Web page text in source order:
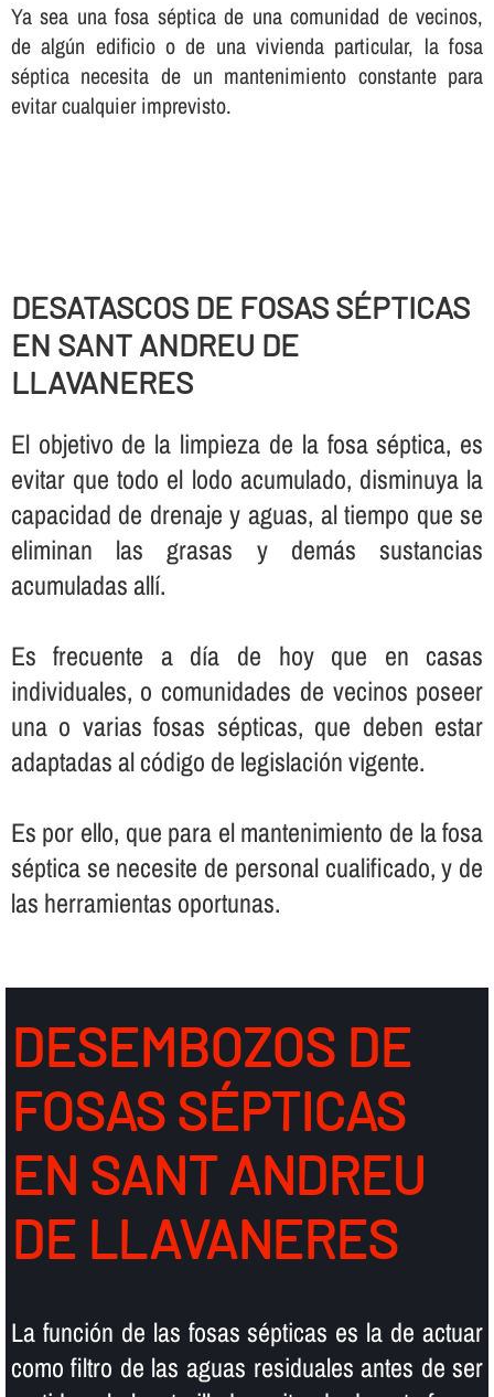
Ya sea una fosa séptica de una comunidad de vecinos,
de algún edificio o de una vivienda particular, la fosa
séptica necesita de un mantenimiento constante para
evitar cualquier imprevisto.
DESATASCOS DE FOSAS SÉPTICAS
EN SANT ANDREU DE
LLAVANERES
El objetivo de la limpieza de la fosa séptica, es
evitar que todo el lodo acumulado, disminuya la
capacidad de drenaje y aguas, al tiempo que se
eliminan las grasas y demás sustancias
acumuladas allí­.
Es frecuente a dí­a de hoy que en casas
individuales, o comunidades de vecinos poseer
una o varias fosas sépticas, que deben estar
adaptadas al código de legislación vigente.
Es por ello, que para el mantenimiento de la fosa
séptica se necesite de personal cualificado, y de
las herramientas oportunas.
DESEMBOZOS DE
FOSAS SÉPTICAS
EN SANT ANDREU
DE LLAVANERES
La función de las fosas sépticas es la de actuar
como filtro de las aguas residuales antes de ser